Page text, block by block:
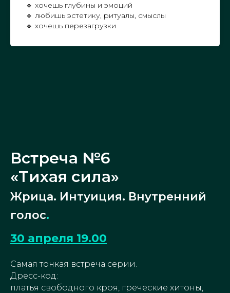
🔹 хочешь глубины и эмоций
🔹 любишь эстетику, ритуалы, смыслы
🔹 хочешь перезагрузки
Встреча №6
«Тихая сила»
Жрица. Интуиция. Внутренний
голос.
30 апреля 19.00
Самая тонкая встреча серии.
Дресс-код:
платья свободного кроя, греческие хитоны,